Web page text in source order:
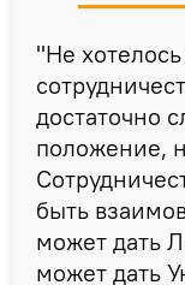
"Не
достаточно
положение,
быть
может дать
может дать